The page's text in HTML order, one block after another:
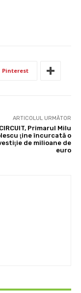
Pinterest
ARTICOLUL URMĂTOR
Primarul Milu
ţine încurcată o
de milioane de
euro